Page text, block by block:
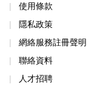
使用條款
隱私政策
網絡服務註冊聲明
聯絡資料
人才招聘